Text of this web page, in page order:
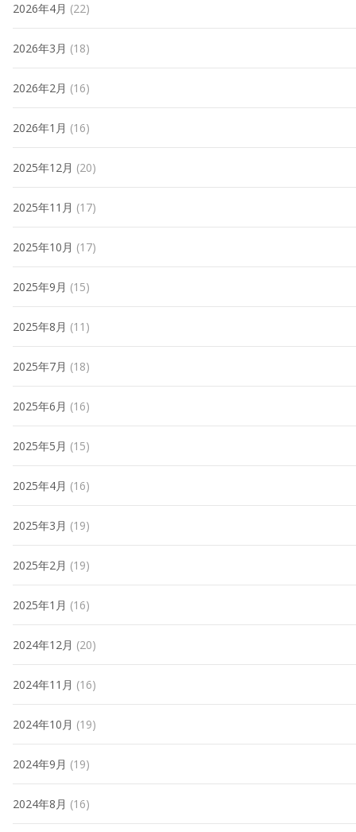
2026年4月 (22)
2026年3月 (18)
2026年2月 (16)
2026年1月 (16)
2025年12月 (20)
2025年11月 (17)
2025年10月 (17)
2025年9月 (15)
2025年8月 (11)
2025年7月 (18)
2025年6月 (16)
2025年5月 (15)
2025年4月 (16)
2025年3月 (19)
2025年2月 (19)
2025年1月 (16)
2024年12月 (20)
2024年11月 (16)
2024年10月 (19)
2024年9月 (19)
2024年8月 (16)